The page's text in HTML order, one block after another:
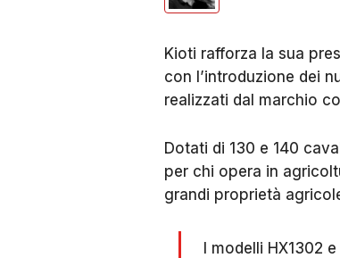
Kioti rafforza la sua
con l’introduzione dei
realizzati dal marchio
Dotati di 130 e 140
per chi opera in
grandi proprietà
I modelli HX1302